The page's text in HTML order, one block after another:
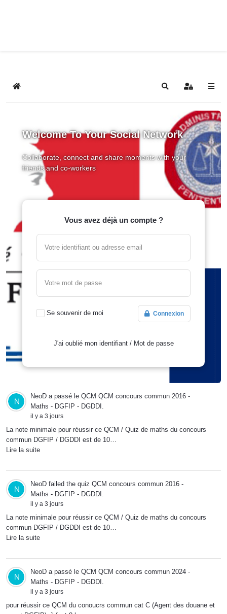
Home SearchSign In
Welcome To Your Social Network
Collaborate, connect and share moments with your
friends and co-workers
Vous avez déjà un compte ?
Votre identifiant ou adresse email
Votre mot de passe
Se souvenir de moi Connexion
J'ai oublié mon identifiant/ Mot de passe
NeoD a passé le QCM QCM concours commun 2016 -
Maths - DGFIP - DGDDI .
il y a 3 jours
La note minimale pour réussir ce QCM / Quiz de maths du concours
commun DGFIP / DGDDI est de 10…
Lire la suite
NeoD failed the quiz QCM concours commun 2016 -
Maths - DGFIP - DGDDI .
il y a 3 jours
La note minimale pour réussir ce QCM / Quiz de maths du concours
commun DGFIP / DGDDI est de 10…
Lire la suite
NeoD a passé le QCM QCM concours commun 2024 -
Maths - DGFIP - DGDDI .
il y a 3 jours
pour réussir ce QCM du conoucrs commun cat C (Agent des douane et